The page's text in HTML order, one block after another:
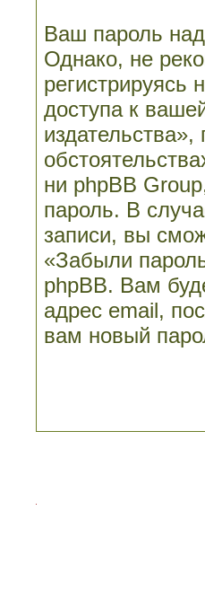
Ваш пароль
Однако, не
регистрируясь
доступа к
ни phpBB
пароль. В
записи, вы
«Забыли
phpBB. Вам
адрес email,
вам новый